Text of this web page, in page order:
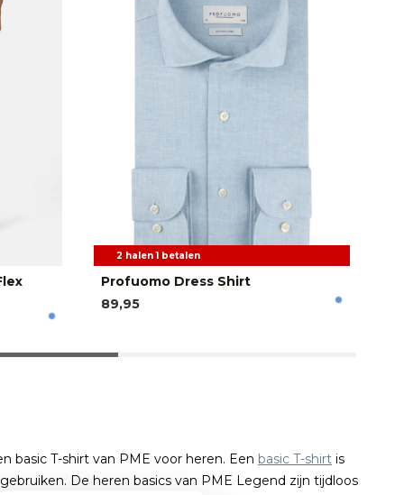
2 halen 1 betalen
Profuomo Dress Shirt
89,95
basic T-shirt van PME voor heren. Een basic T-shirt is
De heren basics van PME Legend zijn tijdloos